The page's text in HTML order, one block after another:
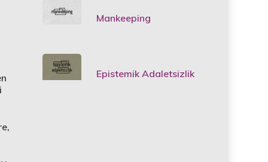
Mankeeping
Epistemik Adaletsizlik